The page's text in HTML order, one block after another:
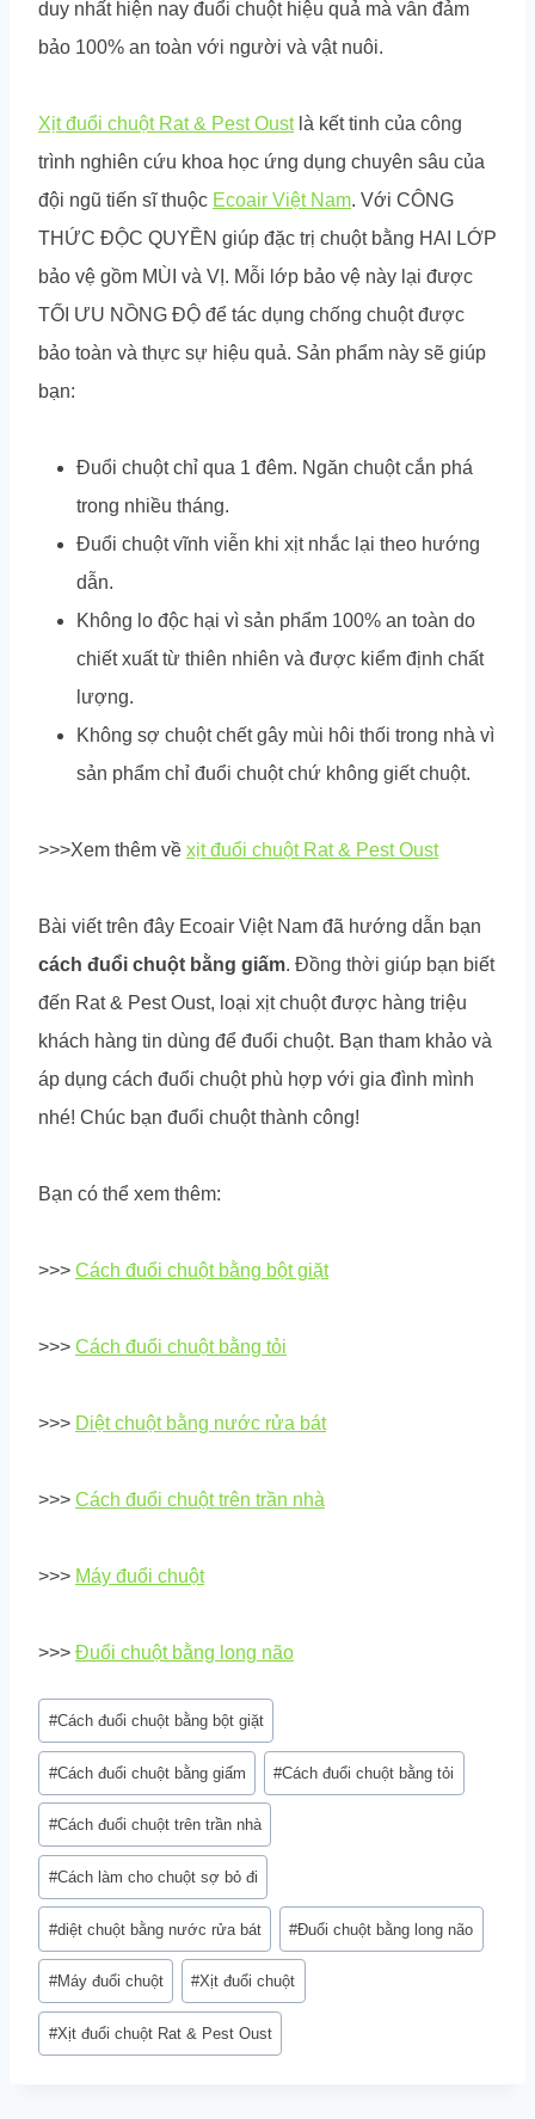
duy nhất hiện nay đuổi chuột hiệu quả mà vẫn đảm
bảo 100% an toàn với người và vật nuôi.
Xịt đuổi chuột Rat & Pest Oustlà kết tinh của công
trình nghiên cứu khoa học ứng dụng chuyên sâu của
đội ngũ tiến sĩ thuộc Ecoair Việt Nam. Với CÔNG
THỨC ĐỘC QUYỀN giúp đặc trị chuột bằng HAI LỚP
bảo vệ gồm MÙI và VỊ. Mỗi lớp bảo vệ này lại được
TỐI ƯU NỒNG ĐỘ để tác dụng chống chuột được
bảo toàn và thực sự hiệu quả. Sản phẩm này sẽ giúp
bạn:
Đuổi chuột chỉ qua 1 đêm. Ngăn chuột cắn phá
trong nhiều tháng.
Đuổi chuột vĩnh viễn khi xịt nhắc lại theo hướng
dẫn.
Không lo độc hại vì sản phẩm 100% an toàn do
chiết xuất từ thiên nhiên và được kiểm định chất
lượng.
Không sợ chuột chết gây mùi hôi thối trong nhà vì
sản phẩm chỉ đuổi chuột chứ không giết chuột.
>>>Xem thêm về xịt đuổi chuột Rat & Pest Oust
Bài viết trên đây Ecoair Việt Nam đã hướng dẫn bạn
cách đuổi chuột bằng giấm. Đồng thời giúp bạn biết
đến Rat & Pest Oust, loại xịt chuột được hàng triệu
khách hàng tin dùng để đuổi chuột. Bạn tham khảo và
áp dụng cách đuổi chuột phù hợp với gia đình mình
nhé! Chúc bạn đuổi chuột thành công!
Bạn có thể xem thêm:
>>> Cách đuổi chuột bằng bột giặt
>>> Cách đuổi chuột bằng tỏi
>>> Diệt chuột bằng nước rửa bát
>>> Cách đuổi chuột trên trần nhà
>>> Máy đuổi chuột
>>> Đuổi chuột bằng long não
Post
Tags:
#Cách đuổi chuột bằng bột giặt
#Cách đuổi chuột bằng giấm #Cách đuổi chuột bằng tỏi
#Cách đuổi chuột trên trần nhà
#Cách làm cho chuột sợ bỏ đi
#diệt chuột bằng nước rửa bát #Đuổi chuột bằng long não
#Máy đuổi chuột #Xịt đuổi chuột
#Xịt đuổi chuột Rat & Pest Oust